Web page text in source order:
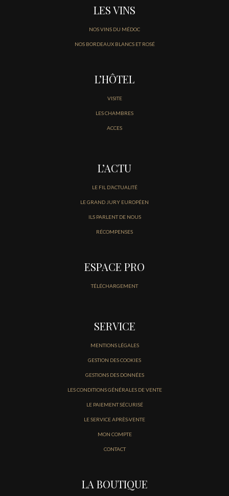
LES VINS
NOS VINS DU MÉDOC
NOS BORDEAUX BLANCS ET ROSÉ
L’HÔTEL
VISITE
LES CHAMBRES
ACCES
L’ACTU
LE FIL D’ACTUALITÉ
LE GRAND JURY EUROPÉEN
ILS PARLENT DE NOUS
RÉCOMPENSES
ESPACE PRO
TÉLÉCHARGEMENT
SERVICE
MENTIONS LÉGALES
GESTION DES COOKIES
GESTIONS DES DONNÉES
LES CONDITIONS GÉNÉRALES DE VENTE
LE PAIEMENT SÉCURISÉ
LE SERVICE APRÈS-VENTE
MON COMPTE
CONTACT
LA BOUTIQUE